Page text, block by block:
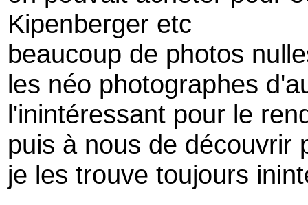
Kipenberger etc
beaucoup de photos
les néo photographes
l'inintéressant pour le
puis à nous de découvrir
je les trouve toujours